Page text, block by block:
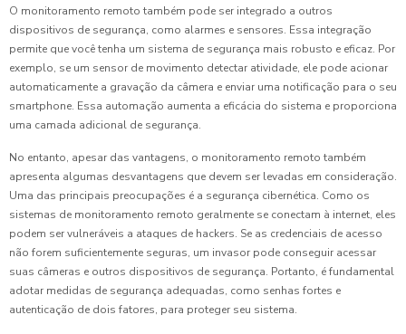
O monitoramento remoto também pode ser integrado a outros
dispositivos de segurança, como alarmes e sensores. Essa integração
permite que você tenha um sistema de segurança mais robusto e eficaz. Por
exemplo, se um sensor de movimento detectar atividade, ele pode acionar
automaticamente a gravação da câmera e enviar uma notificação para o seu
smartphone. Essa automação aumenta a eficácia do sistema e proporciona
uma camada adicional de segurança.
No entanto, apesar das vantagens, o monitoramento remoto também
apresenta algumas desvantagens que devem ser levadas em consideração.
Uma das principais preocupações é a segurança cibernética. Como os
sistemas de monitoramento remoto geralmente se conectam à internet, eles
podem ser vulneráveis a ataques de hackers. Se as credenciais de acesso
não forem suficientemente seguras, um invasor pode conseguir acessar
suas câmeras e outros dispositivos de segurança. Portanto, é fundamental
adotar medidas de segurança adequadas, como senhas fortes e
autenticação de dois fatores, para proteger seu sistema.